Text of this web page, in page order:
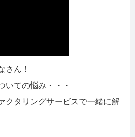
092-419-2433
すめ記事
グで即日資金調達するための方法
さん！
いての悩み・・・
クタリングサービスで一緒に解